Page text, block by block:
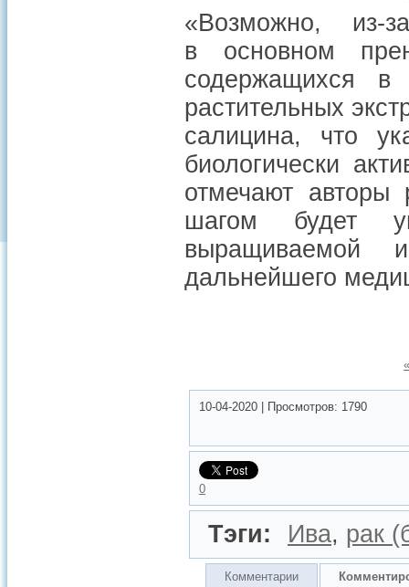
«Возможно, из-
в основном
содержащихся
растительных
салицина, что
биологически
отмечают
шагом будет
дальнейшего
10-04-2020 Просмотров: 1790
0
Тэги: Ива, рак
Комментарии